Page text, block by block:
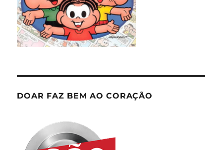
DOAR FAZ BEM AO CORAÇÃO